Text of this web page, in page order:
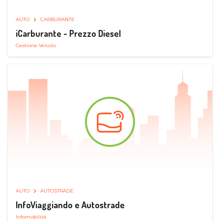
AUTO CARBURANTE
iCarburante - Prezzo Diesel
Gestione Veicolo
AUTO AUTOSTRADE
InfoViaggiando e Autostrade
Infomobilità